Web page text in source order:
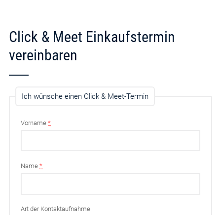
Click & Meet Einkaufstermin
vereinbaren
Ich wünsche einen Click & Meet-Termin
Vorname*
Name*
Art der Kontaktaufnahme